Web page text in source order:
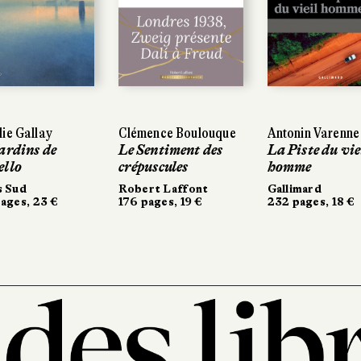
de
23 €
Clémence Boulouque
Le Sentiment des
crépuscules
Robert Laffont
176 pages, 19 €
Antonin Varenne
La Piste du vieil
homme
Gallimard
232 pages, 18 €
de
23 €
Clémence Boulouque
Le Sentiment des
crépuscules
Robert Laffont
176 pages, 19 €
Antonin Varenne
La Piste du vieil
homme
Gallimard
232 pages, 18 €